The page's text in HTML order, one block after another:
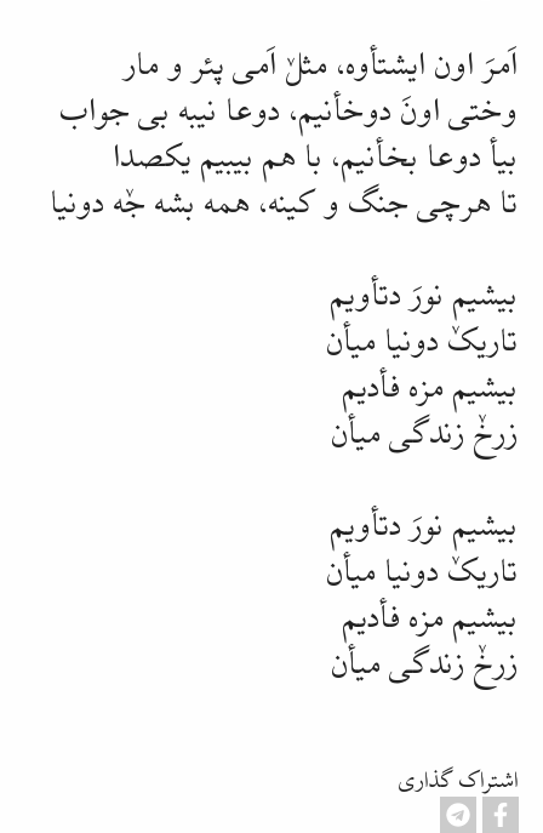
اَمرَ اون ایشتأوه، مثلٚ اَمی پئر و مار
وختی اونَ دوخأنیم، دوعا نیبه بی جواب
بیأ دوعا بخأنیم، با هم بیبیم یکصدا
تا هرچی جنگ و کینه، همه بشه جٚه دونیا
بیشیم نورَدتأویم
تاریکٚ دونیا میأن
بیشیم مزه فأدیم
زرخٚ زندگی میأن
بیشیم نورَدتأویم
تاریکٚ دونیا میأن
بیشیم مزه فأدیم
زرخٚ زندگی میأن
اشتراک گذاری